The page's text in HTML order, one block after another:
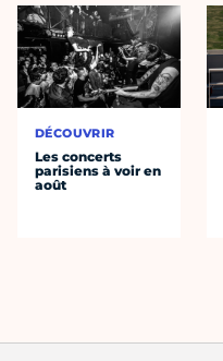
DÉCOUVRIR
Les concerts
parisiens à voir en
août